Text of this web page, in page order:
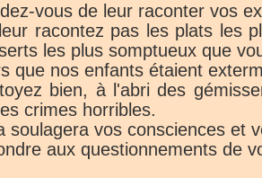
vous de leur raconter vos
racontez pas les plats les
les plus somptueux que
que nos enfants étaient
bien, à l'abri des
crimes horribles.
soulagera vos consciences et
aux questionnements de